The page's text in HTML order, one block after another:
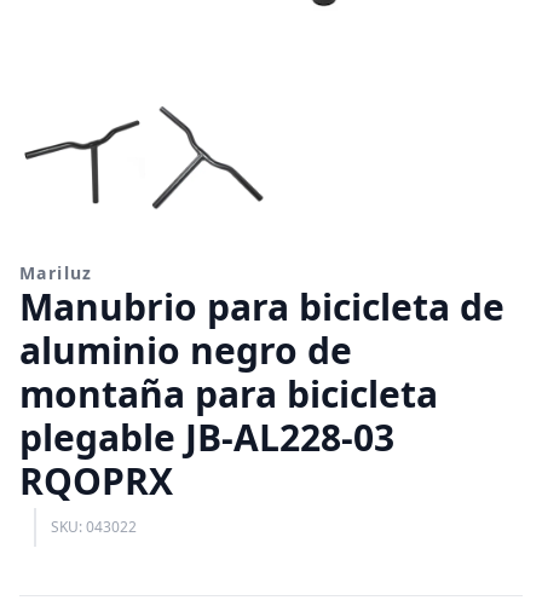
Mariluz
Manubrio para bicicleta de
aluminio negro de
montaña para bicicleta
plegable JB-AL228-03
RQOPRX
SKU: 043022